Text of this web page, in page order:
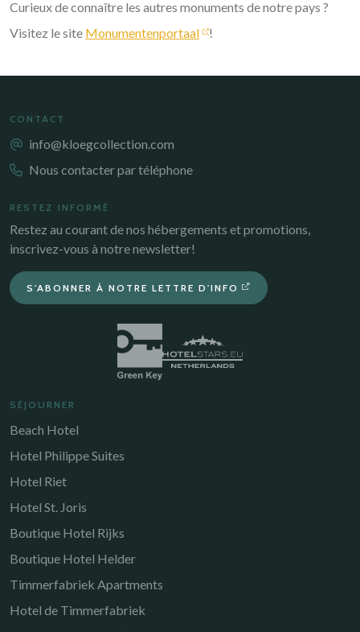
Curieux de connaître les autres monuments de notre pays ?
Visitez le site Monumentenportaal !
CONTACT
info@kloegcollection.com
Nous contacter par téléphone
RESTEZ INFORMÉ
Restez au courant de nos hébergements et promotions,
inscrivez-vous à notre newsletter!
S'ABONNER À NOTRE LETTRE D'INFO
SÉJOURNER
Beach Hotel
Hotel Philippe Suites
Hotel Riet
Hotel St. Joris
Boutique Hotel Rijks
Boutique Hotel Helder
Timmerfabriek Apartments
Hotel de Timmerfabriek